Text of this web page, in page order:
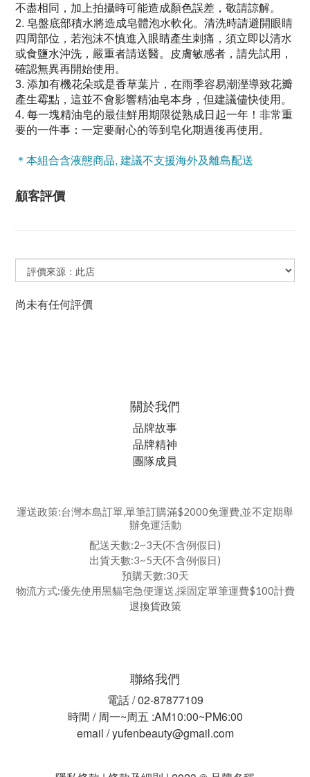
不盡相同，加上拍攝時可能造成顏色誤差，敬請諒解。
2. 皂盤底部積水將造成皂體泡水軟化。清洗時請避開眼睛
四周部位，若泡沫不慎進入眼睛產生刺痛，須立即以清水
或食鹽水沖洗，嚴重者請送醫。皮膚敏感者，請先試用，
確認無異再開始使用。
3. 添加有機花朵或是香草葉片，在雨季容易潮溼導致花瓣
產生霉點，這並不會影響精油皂本身，但建議儘快使用。
4. 每一塊精油皂的最佳鮮用期限從熟成日起一年！非常重
要的一件事：一定要耐心的等到皂化期過後再使用。
＊本組合含液態商品, 建議不支援海外及離島配送
顧客評價
尚未有任何評價
關於我們
品牌故事
品牌精神
團隊成員
運送政策:台灣本島訂單,單筆訂購滿$2000免運費,並不定期舉
辦免運活動
配送天數:2~3天(不含例假日)
出貨天數:3~5天(不含例假日)
預購天數:30天
物流方式:優先使用黑貓宅急便運送,採固定單筆運費$100計費
退換貨政策
聯絡我們
電話 / 02-87877109
時間 / 周一~周五 :AM10:00~PM6:00
email / yufenbeauty@gmail.com